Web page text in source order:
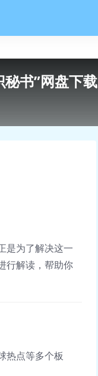
书”网盘下载
是为了解决这一
行解读，帮助你
热点等多个板